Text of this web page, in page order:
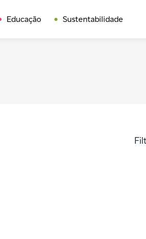
Educação Sustentabilidade